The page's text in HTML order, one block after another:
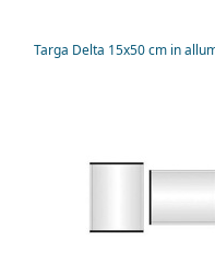
Targa Delta 15x50 cm in